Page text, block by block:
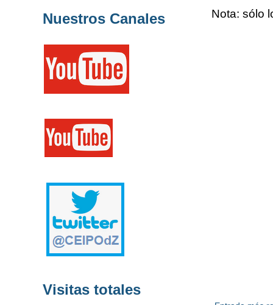
Nota: sólo
Nuestros Canales
Visitas totales